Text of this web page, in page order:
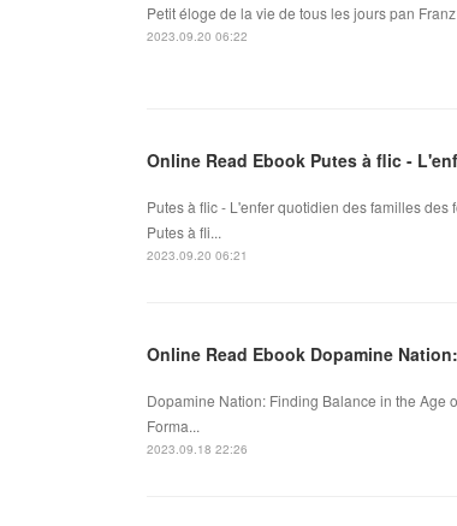
Petit éloge de la vie de tous les jours pan
2023.09.20 06:22
Online Read Ebook Putes à flic -
Putes à flic - L'enfer quotidien des familles
Putes à fli...
2023.09.20 06:21
Online Read Ebook Dopamine
Dopamine Nation: Finding Balance in the Age
Forma...
2023.09.18 22:26